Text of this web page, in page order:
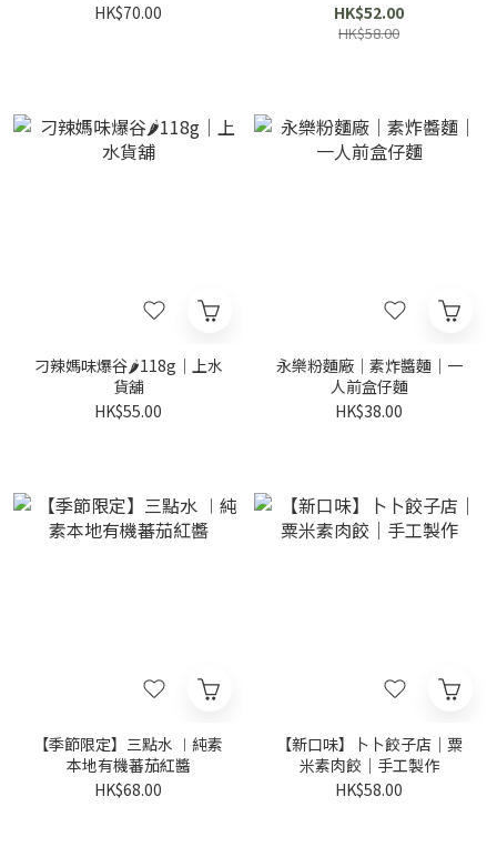
HK$70.00
HK$52.00
HK$58.00
刁辣媽味爆谷🌶️118g｜上水
貨舖
HK$55.00
永樂粉麵廠｜素炸醬麵｜一
人前盒仔麵
HK$38.00
【季節限定】三點水 ︱純素
本地有機蕃茄紅醬
HK$68.00
【新口味】卜卜餃子店｜粟
米素肉餃｜手工製作
HK$58.00